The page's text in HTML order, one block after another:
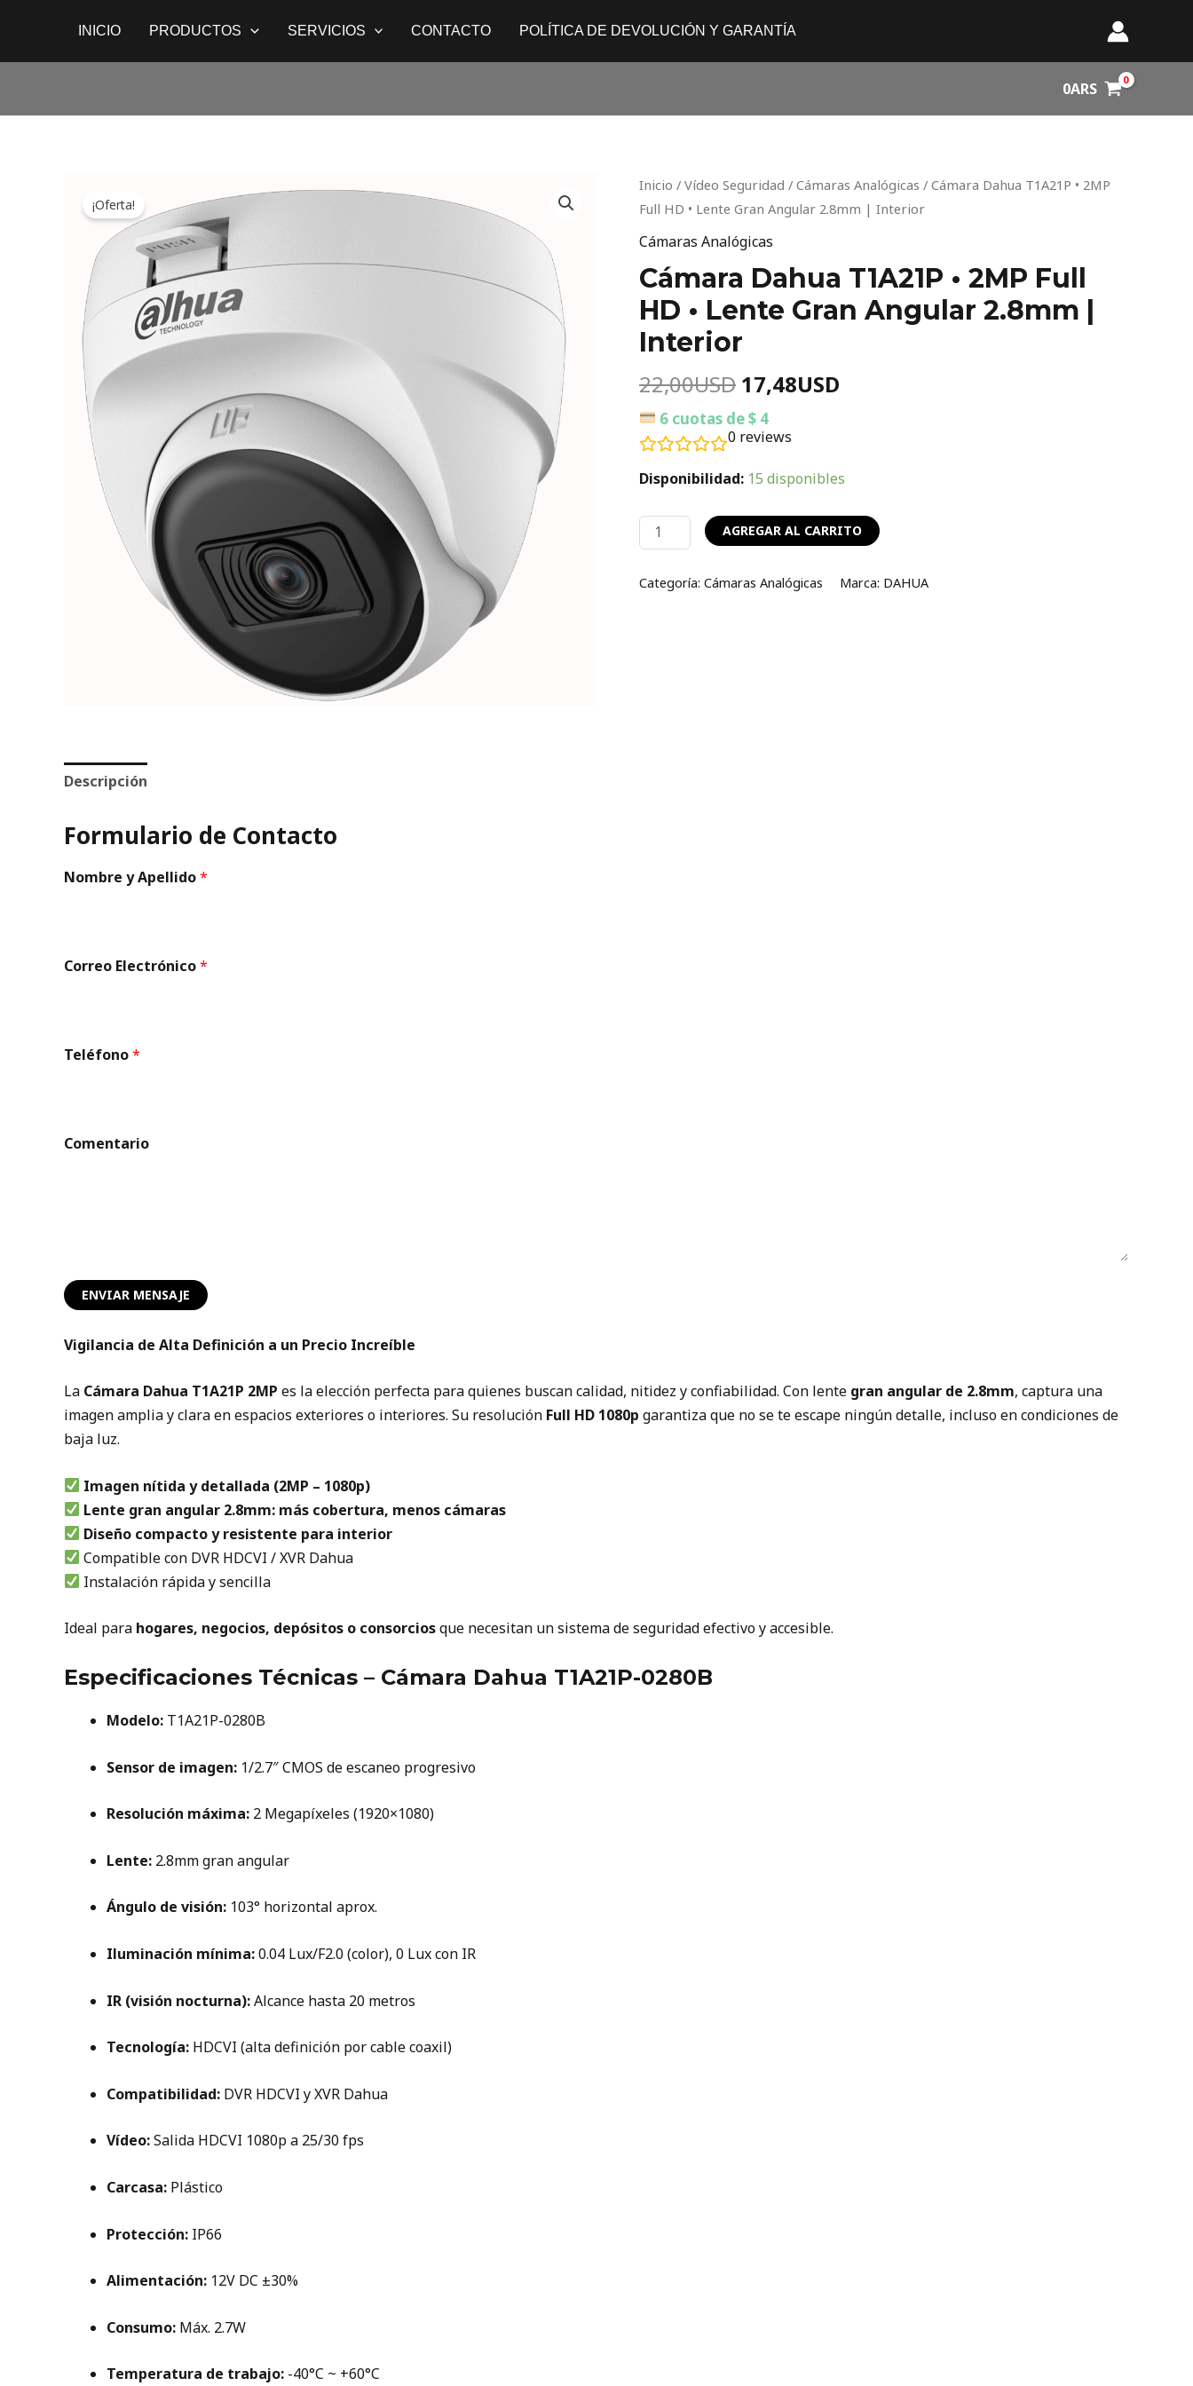
contenido
INICIO PRODUCTOS SERVICIOS CONTACTO POLÍTICA DE DEVOLUCIÓN Y GARANTÍA
0ARS
¡Oferta!
Inicio / Vídeo Seguridad / Cámaras Analógicas / Cámara Dahua T1A21P • 2MP
Full HD • Lente Gran Angular 2.8mm | Interior
Cámaras Analógicas
Cámara Dahua T1A21P • 2MP Full
HD • Lente Gran Angular 2.8mm |
Interior
22,00USD
Original
price
was:
22,00USD.
17,48USD
Current
price
6 cuotas de $ 4
0 reviews
Disponibilidad: 15 disponibles
Cámara
Dahua
T1A21P
2MP
Full
HD
•
Lente
Gran
Angular
2.8mm
|
cantidad
AGREGAR AL CARRITO
Categoría: Cámaras Analógicas Marca: DAHUA
Descripción
Formulario de Contacto
Nombre y Apellido*
C
e
m
i
o
A
e
l
l
d
o
Correo Electrónico*
Teléfono*
Comentario
ENVIAR MENSAJE
Vigilancia de Alta Definición a un Precio Increíble
La Cámara Dahua T1A21P 2MP es la elección perfecta para quienes buscan calidad, nitidez y confiabilidad. Con lente gran angular de 2.8mm, captura una
imagen amplia y clara en espacios exteriores o interiores. Su resolución Full HD 1080p garantiza que no se te escape ningún detalle, incluso en condiciones de
baja luz.
Imagen nítida y detallada (2MP – 1080p)
Lente gran angular 2.8mm: más cobertura, menos cámaras
Diseño compacto y resistente para interior
Compatible con DVR HDCVI / XVR Dahua
Instalación rápida y sencilla
Ideal para hogares, negocios, depósitos o consorciosque necesitan un sistema de seguridad efectivo y accesible.
Especificaciones Técnicas – Cámara Dahua T1A21P-0280B
Modelo: T1A21P-0280B
Sensor de imagen: 1/2.7″ CMOS de escaneo progresivo
Resolución máxima: 2 Megapíxeles (1920×1080)
Lente: 2.8mm gran angular
Ángulo de visión: 103° horizontal aprox.
Iluminación mínima:0.04 Lux/F2.0 (color), 0 Lux con IR
IR (visión nocturna):Alcance hasta 20 metros
Tecnología: HDCVI (alta definición por cable coaxil)
Compatibilidad: DVR HDCVI y XVR Dahua
Vídeo:Salida HDCVI 1080p a 25/30 fps
Carcasa: Plástico
Protección: IP66
Alimentación: 12V DC ±30%
Consumo: Máx. 2.7W
Temperatura de trabajo: -40°C ~ +60°C